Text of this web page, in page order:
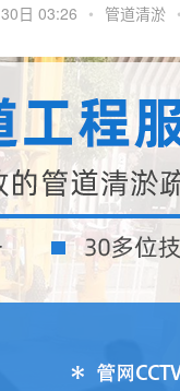
日 03:26 • 管道清淤 •